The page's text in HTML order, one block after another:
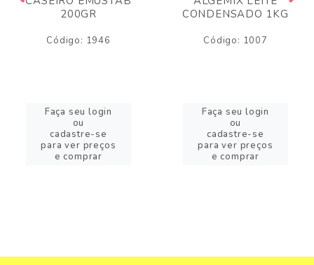
200GR
Código: 1946
Faça seu login
ou
cadastre-se
para ver preços
e comprar
CONDENSADO 1KG
Código: 1007
Faça seu login
ou
cadastre-se
para ver preços
e comprar